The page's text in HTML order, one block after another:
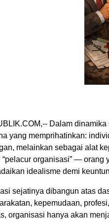
Dalam
yang memprihatinkan:
melainkan sebagai alat
“pelacur organisasi” — orang
idealisme demi
sejatinya dibangun atas
kepemudaan,
organisasi hanya akan